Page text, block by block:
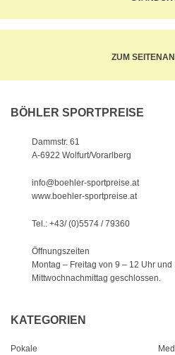
ZUM
BÖHLER SPORTPREISE
Dammstr. 61
A-6922 Wolfurt/Vorarlberg
info@boehler-sportpreise.at
www.boehler-sportpreise.at
Tel.: +43/ (0)5574 / 79360
Öffnungszeiten
Montag – Freitag von 9 – 12 Uhr und
Mittwochnachmittag geschlossen.
KATEGORIEN
Pokale